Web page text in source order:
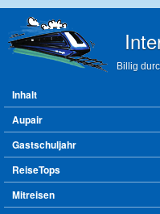
Billig
Hauptmenü
Inhalt
Aupair
Gastschuljahr
ReiseTops
Mitreisen